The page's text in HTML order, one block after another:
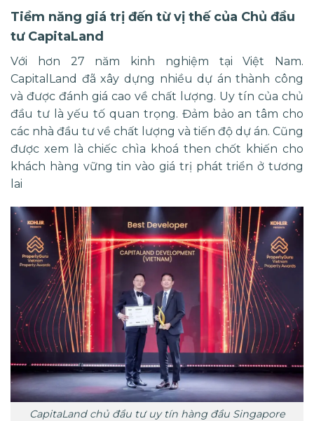
Tiềm năng giá trị đến từ vị thế của Chủ đầu
tư CapitaLand
Với hơn 27 năm kinh nghiệm tại Việt Nam.
CapitalLand đã xây dựng nhiều dự án thành công
và được đánh giá cao về chất lượng. Uy tín của chủ
đầu tư là yếu tố quan trọng. Đảm bảo an tâm cho
các nhà đầu tư về chất lượng và tiến độ dự án. Cũng
được xem là chiếc chìa khoá then chốt khiến cho
khách hàng vững tin vào giá trị phát triển ở tương
lai
CapitaLand chủ đầu tư uy tín hàng đầu Singapore